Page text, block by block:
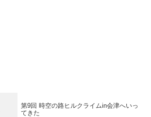
第9回 時空の路ヒルクライムin会津へいっ
てきた